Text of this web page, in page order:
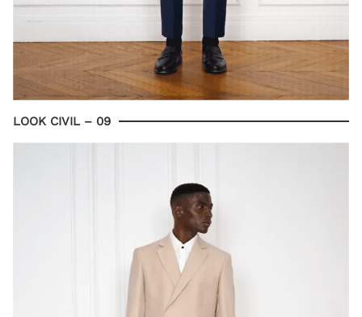
LOOK CIVIL – 09